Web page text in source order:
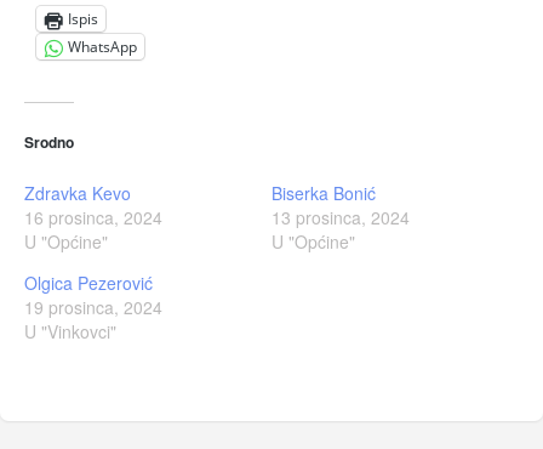
Ispis
WhatsApp
Srodno
Zdravka Kevo
16 prosinca, 2024
U "Općine"
Biserka Bonić
13 prosinca, 2024
U "Općine"
Olgica Pezerović
19 prosinca, 2024
U "Vinkovci"